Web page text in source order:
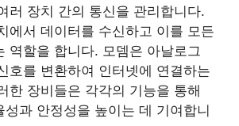
러 장치 간의 통신을 관리합니다.
에서 데이터를 수신하고 이를 모든
역할을 합니다. 모뎀은 아날로그
호를 변환하여 인터넷에 연결하는
한 장비들은 각각의 기능을 통해
성과 안정성을 높이는 데 기여합니